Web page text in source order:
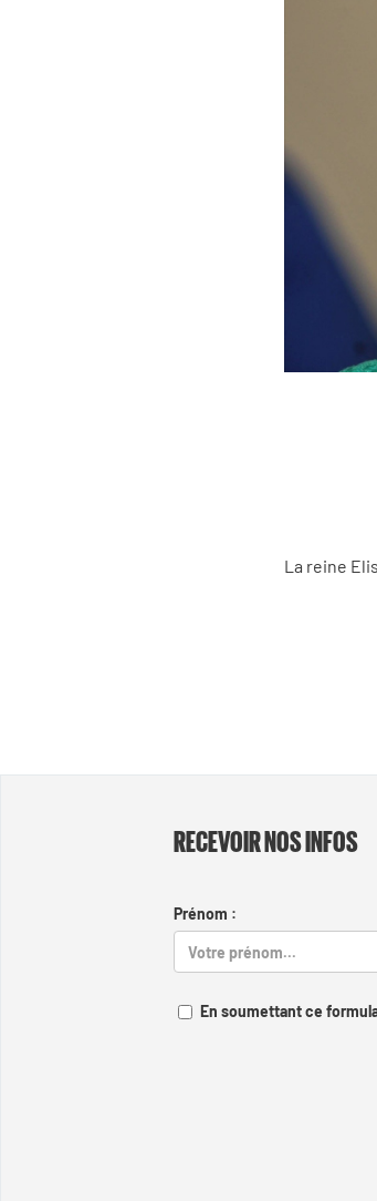
La reine
RECEVOIR NOS INFOS
Prénom :
En soumettant ce